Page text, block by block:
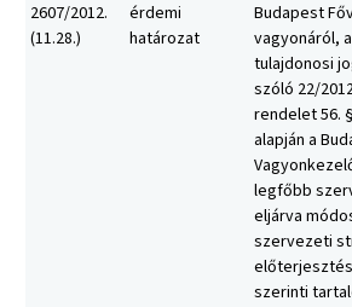
2607/2012.
(11.28.)
érdemi
határozat
Budapest
vagyonáról,
tulajdonosi
szóló 22/
rendelet 56.
alapján a
legfőbb
eljárva
szervezeti
szerinti